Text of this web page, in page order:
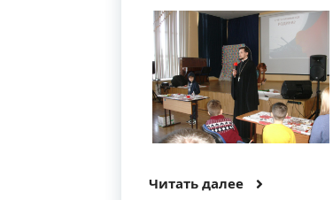
Читать далее